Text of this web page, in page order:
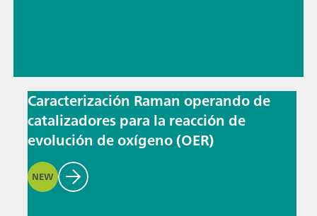
Caracterización Raman operando de
catalizadores para la reacción de
evolución de oxígeno (OER)
NEW